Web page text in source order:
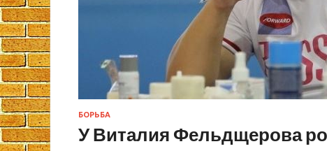
БОРЬБА
У Виталия Фельдщерова